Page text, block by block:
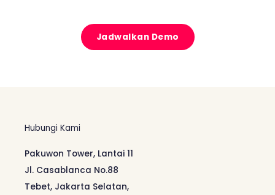
Jadwalkan Demo
Hubungi Kami
Pakuwon Tower, Lantai 11
Jl. Casablanca No.88
Tebet, Jakarta Selatan,